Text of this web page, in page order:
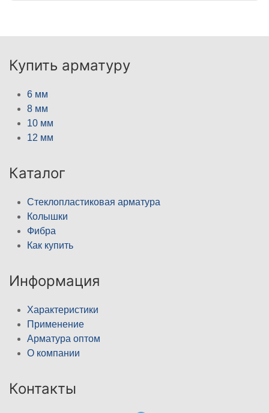
Купить арматуру
6 мм
8 мм
10 мм
12 мм
Каталог
Стеклопластиковая арматура
Колышки
Фибра
Как купить
Информация
Характеристики
Применение
Арматура оптом
О компании
Контакты